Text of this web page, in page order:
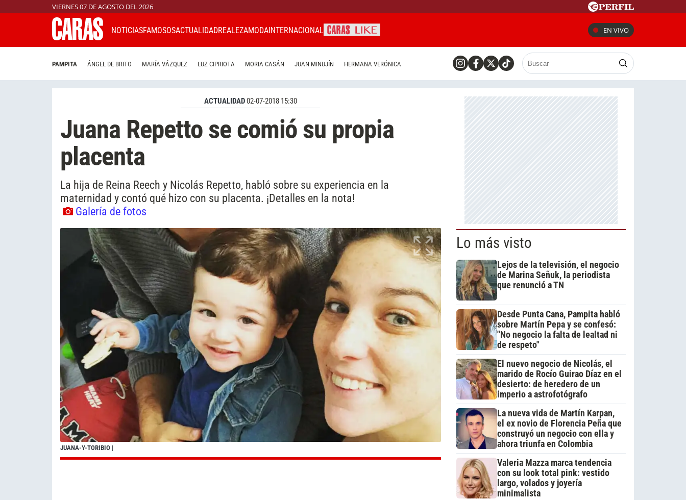
VIERNES 07 DE AGOSTO DEL 2026
NOTICIASFAMOSOSACTUALIDADREALEZAMODAINTERNACIONAL EN VIVO
PAMPITA ÁNGEL DE BRITO MARÍA VÁZQUEZ LUZ CIPRIOTA MORIA CASÁN JUAN MINUJÍN HERMANA VERÓNICA
ACTUALIDAD02-07-2018 15:30
Juana Repetto se comió su propia
placenta
La hija de Reina Reech y Nicolás Repetto, habló sobre su experiencia en la
maternidad y contó qué hizo con su placenta. ¡Detalles en la nota!
Galería de fotos
JUANA-Y-TORIBIO |
Lo más visto
Lejos de la televisión, el negocio
de Marina Señuk, la periodista
que renunció a TN
Desde Punta Cana, Pampita habló
sobre Martín Pepa y se confesó:
"No negocio la falta de lealtad ni
de respeto"
El nuevo negocio de Nicolás, el
marido de Rocío Guirao Díaz en el
desierto: de heredero de un
imperio a astrofotógrafo
La nueva vida de Martín Karpan,
el ex novio de Florencia Peña que
construyó un negocio con ella y
ahora triunfa en Colombia
Valeria Mazza marca tendencia
con su look total pink: vestido
largo, volados y joyería
minimalista